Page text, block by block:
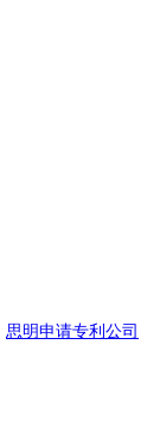
思明申请专利公司